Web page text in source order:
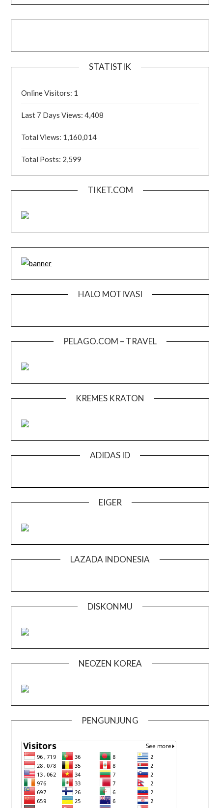
STATISTIK
Online Visitors: 1
Last 7 Days Views:4,408
Total Views: 1,160,014
Total Posts: 2,599
TIKET.COM
HALO MOTIVASI
PELAGO.COM – TRAVEL
KREMES KRATON
ADIDAS ID
EIGER
LAZADA INDONESIA
DISKONMU
NEOZEN KOREA
PENGUNJUNG